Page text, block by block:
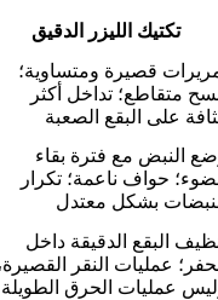
تكتيك الليزر الدقيق
قصيرة ومتساوية؛
متقاطع؛ تداخل أكثر
على البقع الصعبة
النبض مع فترة بقاء
حواف ناعمة؛ تكرار
بشكل معتدل
البقع الدقيقة داخل
عمليات النقر
عمليات الحرق الطويلة